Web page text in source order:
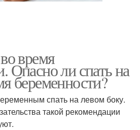
время
Опасно ли спать на
беременности?
спать на левом боку.
такой рекомендации